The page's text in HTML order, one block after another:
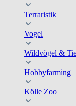
Terraristik
Vogel
Wildvögel &
Hobbyfarming
Kölle Zoo